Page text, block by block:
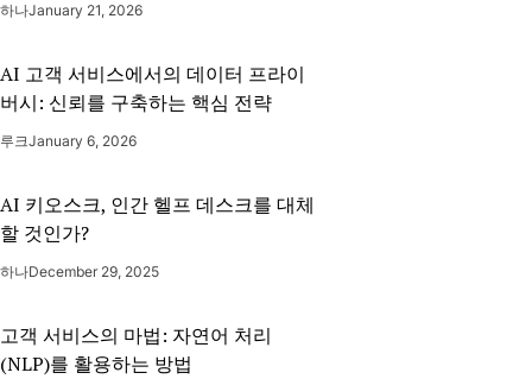
하나January 21, 2026
AI 고객 서비스에서의 데이터 프라이
버시: 신뢰를 구축하는 핵심 전략
루크January 6, 2026
AI 키오스크, 인간 헬프 데스크를 대체
할 것인가?
하나December 29, 2025
고객 서비스의 마법: 자연어 처리
(NLP)를 활용하는 방법